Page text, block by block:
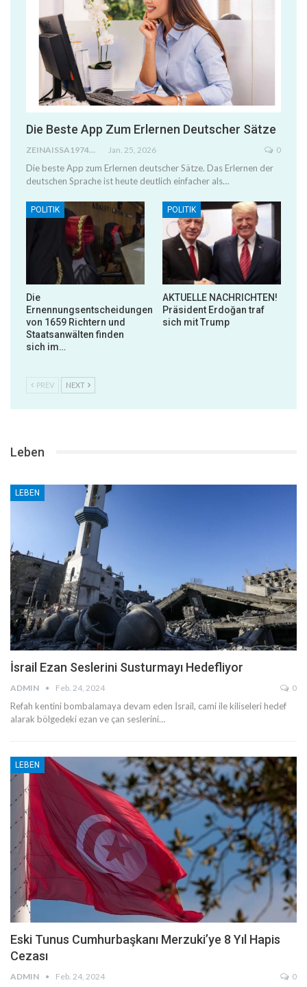
Die Beste App Zum Erlernen Deutscher Sätze
ZEINAISSA1974@GMAIL.COM Jan. 25, 2026 0
Die beste App zum Erlernen deutscher Sätze. Das Erlernen der
deutschen Sprache ist heute deutlich einfacher als…
POLITIK
Die
Ernennungsentscheidungen
von 1659 Richtern und
Staatsanwälten finden
sich im…
POLITIK
AKTUELLE NACHRICHTEN!
Präsident Erdoğan traf
sich mit Trump
PREV NEXT
Leben
LEBEN
İsrail Ezan Seslerini Susturmayı Hedefliyor
ADMIN Feb. 24, 2024 0
Refah kentini bombalamaya devam eden İsrail, cami ile kiliseleri hedef
alarak bölgedeki ezan ve çan seslerini…
LEBEN
Eski Tunus Cumhurbaşkanı Merzuki’ye 8 Yıl Hapis
Cezası
ADMIN Feb. 24, 2024 0